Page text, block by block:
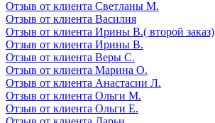
Отзыв от клиента Светланы М.
Отзыв от клиента Василия
Отзыв от клиента Ирины В.( второй заказ)
Отзыв от клиента Ирины В.
Отзыв от клиента Веры С.
Отзыв от клиента Марина О.
Отзыв от клиента Анастасии Л.
Отзыв от клиента Ольги М.
Отзыв от клиента Ольги Е.